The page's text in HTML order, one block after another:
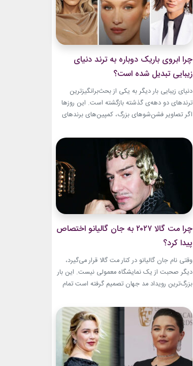
چرا ابروی باریک دوباره به ترند دنیای
زیبایی تبدیل شده است؟
دنیای زیبایی بار دیگر به یکی از بحث‌برانگیزترین
ترندهای دو دهه‌ی گذشته بازگشته است. این روزها
اگر تصاویر فشن‌شوهای بزرگ، کمپین‌های برندهای
حضور ابروی باریک مدرن را به‌وضوح خواهید دید. با
این حال، این بازگشت شباهت چندانی به ابروهای
بسیار نازک دهه ۱۹۹۰ و اوایل دهه...
چرا مت گالا ۲۰۲۷ به جان گالیانو اختصاص
پیدا کرد؟
وقتی نام جان گالیانو در کنار مت گالا قرار می‌گیرد،
دیگر صحبت از یک نمایشگاه معمولی نیست. این بار
بزرگ‌ترین رویداد مد جهان تصمیم گرفته است تمام
طراحان تاریخ را به تصویر بکشد. نمایشگاه John
Galliano: Horizons که با عنوان «افق‌های جان
گالیانو» شناخته می‌شود، فقط مرور لباس‌های...